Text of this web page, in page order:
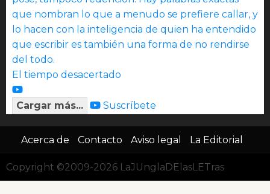
El tiempo desacertado
Cargar más... Suscríbete
Acerca de Contacto Aviso legal La Editorial
Copyright ©2009-2026 LaJUnglaDElasLETras